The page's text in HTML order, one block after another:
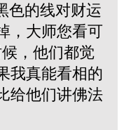
色的线对财运
，大师您看可
，他们都觉
我真能看相的
给他们讲佛法